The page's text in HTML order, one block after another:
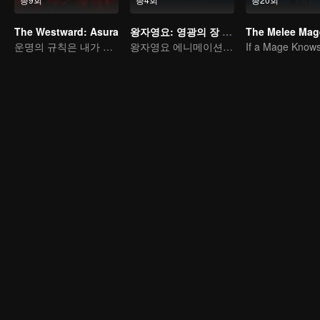
The Westward: Asura
운명의 규칙은 내가 깬다!
왕자영요: 영광의 장 부서진 달의 편
왕자영요 에니메이션 첫부작
The Melee